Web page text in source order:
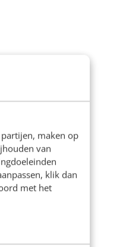
maken op
van
klik dan
met het